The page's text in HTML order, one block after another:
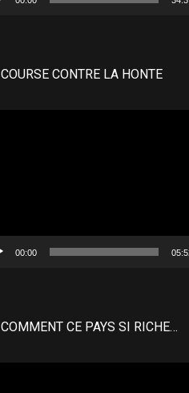
COURSE CONTRE LA HONTE
00:00
COMMENT CE PAYS SI RICHE…